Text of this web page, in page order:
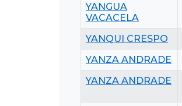
YANGUA
VACACELA
YANQUI CRESPO
YANZA ANDRADE
YANZA ANDRADE